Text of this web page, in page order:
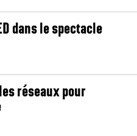
dans le spectacle
réseaux pour